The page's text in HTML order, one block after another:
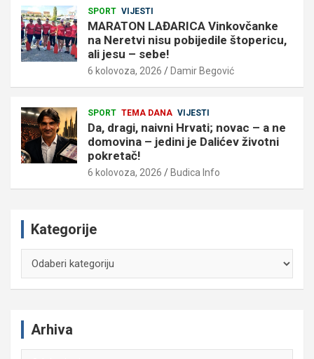
SPORT VIJESTI
MARATON LAĐARICA Vinkovčanke
na Neretvi nisu pobijedile štopericu,
ali jesu – sebe!
6 kolovoza, 2026 Damir Begović
SPORT TEMA DANA VIJESTI
Da, dragi, naivni Hrvati; novac – a ne
domovina – jedini je Dalićev životni
pokretač!
6 kolovoza, 2026 Budica Info
Kategorije
Arhiva